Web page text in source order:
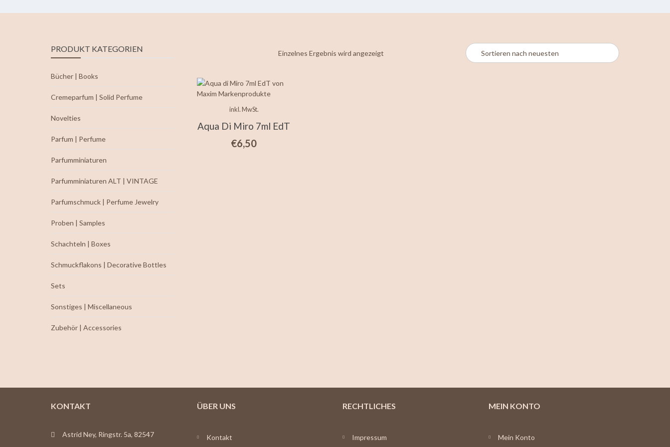
Einzelnes Ergebnis wird angezeigt
inkl. MwSt.
Aqua Di Miro 7ml EdT
€6,50
PRODUKT KATEGORIEN
Bücher | Books
Cremeparfum | Solid Perfume
Novelties
Parfum | Perfume
Parfumminiaturen
Parfumminiaturen ALT | VINTAGE
Parfumschmuck | Perfume Jewelry
Proben | Samples
Schachteln | Boxes
Schmuckflakons | Decorative Bottles
Sets
Sonstiges | Miscellaneous
Zubehör | Accessories
KONTAKT
Astrid Ney, Ringstr. 5a, 82547
ÜBER UNS
Kontakt
RECHTLICHES
Impressum
MEIN KONTO
Mein Konto